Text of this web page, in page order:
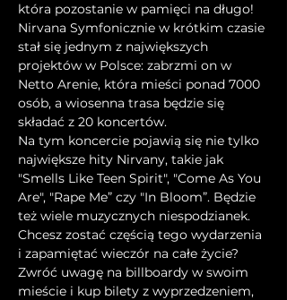
która pozostanie w pamięci na długo!
Nirvana Symfonicznie w krótkim czasie
stał się jednym z największych
projektów w Polsce: zabrzmi on w
Netto Arenie, która mieści ponad 7000
osób, a wiosenna trasa będzie się
składać z 20 koncertów.
Na tym koncercie pojawią się nie tylko
największe hity Nirvany, takie jak
"Smells Like Teen Spirit", "Come As You
Are", "Rape Me” czy "In Bloom”. Będzie
też wiele muzycznych niespodzianek.
Chcesz zostać częścią tego wydarzenia
i zapamiętać wieczór na całe życie?
Zwróć uwagę na billboardy w swoim
mieście i kup bilety z wyprzedzeniem,